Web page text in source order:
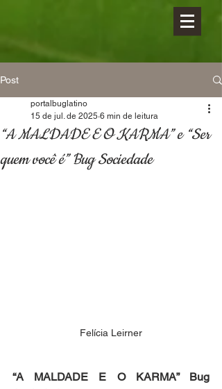
Post
“A MALDADE E O KARMA” e “Ser
quem você é” Bug Sociedade
portalbuglatino
15 de jul. de 2025 6 min de leitura
Felícia Leirner
“A MALDADE E O KARMA” Bug